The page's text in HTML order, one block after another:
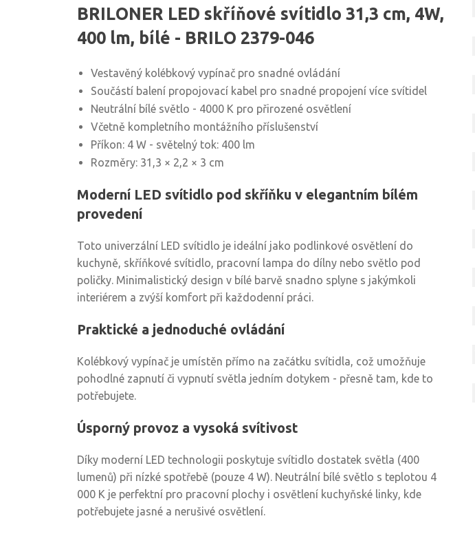
BRILONER LED skříňové svítidlo 31,3 cm, 4W,
400 lm, bílé - BRILO 2379-046
Vestavěný kolébkový vypínač pro snadné ovládání
Součástí balení propojovací kabel pro snadné propojení více svítidel
Neutrální bílé světlo - 4000 K pro přirozené osvětlení
Včetně kompletního montážního příslušenství
Příkon: 4 W - světelný tok: 400 lm
Rozměry: 31,3 × 2,2 × 3 cm
Moderní LED svítidlo pod skříňku v elegantním bílém
provedení
Toto univerzální LED svítidlo je ideální jako podlinkové osvětlení do
kuchyně, skříňkové svítidlo, pracovní lampa do dílny nebo světlo pod
poličky. Minimalistický design v bílé barvě snadno splyne s jakýmkoli
interiérem a zvýší komfort při každodenní práci.
Praktické a jednoduché ovládání
Kolébkový vypínač je umístěn přímo na začátku svítidla, což umožňuje
pohodlné zapnutí či vypnutí světla jedním dotykem - přesně tam, kde to
potřebujete.
Úsporný provoz a vysoká svítivost
Díky moderní LED technologii poskytuje svítidlo dostatek světla (400
lumenů) při nízké spotřebě (pouze 4 W). Neutrální bílé světlo s teplotou 4
000 K je perfektní pro pracovní plochy i osvětlení kuchyňské linky, kde
potřebujete jasné a nerušivé osvětlení.